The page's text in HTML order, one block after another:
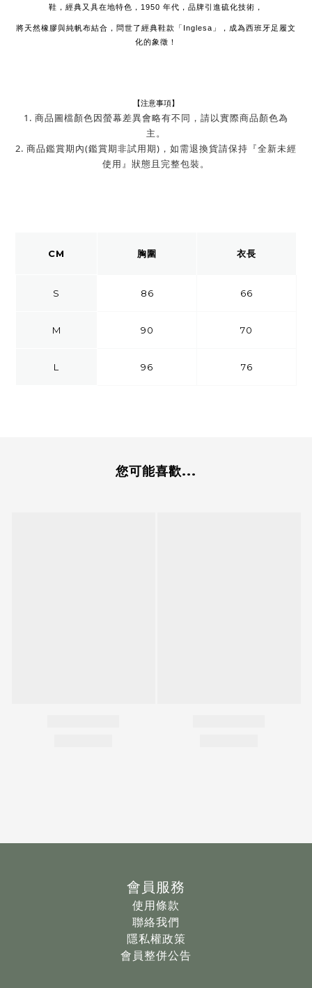
鞋，經典又具在地特色，1950 年代，品牌引進硫化技術，
將天然橡膠與純帆布結合，問世了經典鞋款「Inglesa」，成為西班牙足履文
化的象徵！
【注意事項】
1. 商品圖檔顏色因螢幕差異會略有不同，請以實際商品顏色為
主。
2. 商品鑑賞期內(鑑賞期非試用期)，如需退換貨請保持『全新未經
使用』狀態且完整包裝。
CM 胸圍 衣長
S 86 66
M 90 70
L 96 76
您可能喜歡...
會員服務
使用條款
聯絡我們
隱私權政策
會員整併公告